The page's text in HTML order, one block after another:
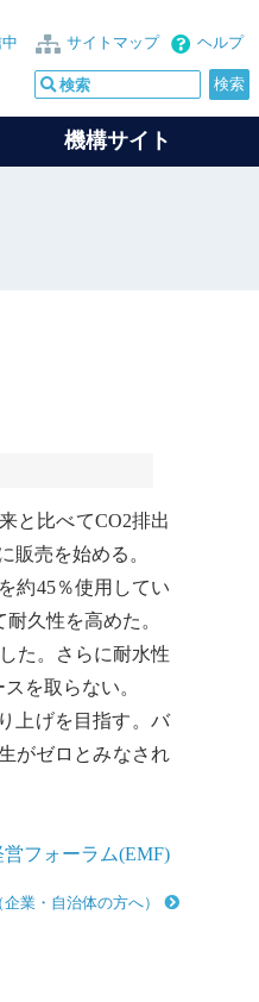
ヘルプ
サイトマップ
機構サイト
と比べてCO2排出
販売を始める。
約45％使用してい
久性を高めた。
た。さらに耐水性
を取らない。
上げを目指す。 バ
がゼロとみなされ
フォーラム(EMF)
業・自治体の方へ）